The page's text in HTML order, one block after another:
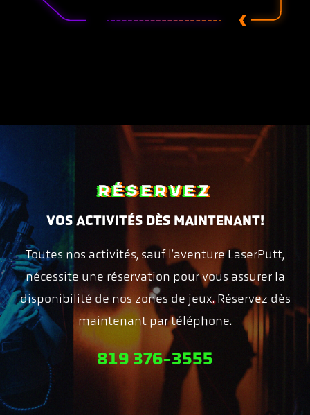
RÉSERVEZ
VOS ACTIVITÉS DÈS MAINTENANT!
Toutes nos activités, sauf l’aventure LaserPutt,
nécessite une réservation pour vous assurer la
disponibilité de nos zones de jeux. Réservez dès
maintenant par téléphone.
819 376-3555